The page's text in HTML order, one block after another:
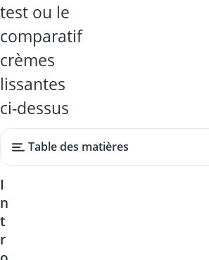
test ou le
comparatif
crèmes
lissantes
ci-dessus
Table des matières
I
n
t
r